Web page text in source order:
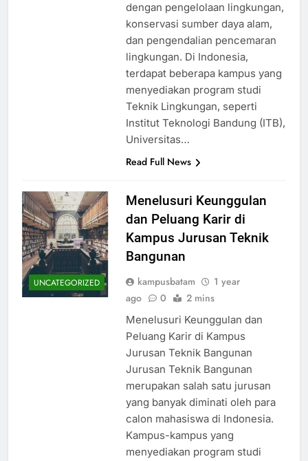
dengan pengelolaan lingkungan,
konservasi sumber daya alam,
dan pengendalian pencemaran
lingkungan. Di Indonesia,
terdapat beberapa kampus yang
menyediakan program studi
Teknik Lingkungan, seperti
Institut Teknologi Bandung (ITB),
Universitas…
Read Full News
UNCATEGORIZED
Menelusuri Keunggulan
dan Peluang Karir di
Kampus Jurusan Teknik
Bangunan
kampusbatam
1 year
ago
0 2 mins
Menelusuri Keunggulan dan
Peluang Karir di Kampus
Jurusan Teknik Bangunan
Jurusan Teknik Bangunan
merupakan salah satu jurusan
yang banyak diminati oleh para
calon mahasiswa di Indonesia.
Kampus-kampus yang
menyediakan program studi